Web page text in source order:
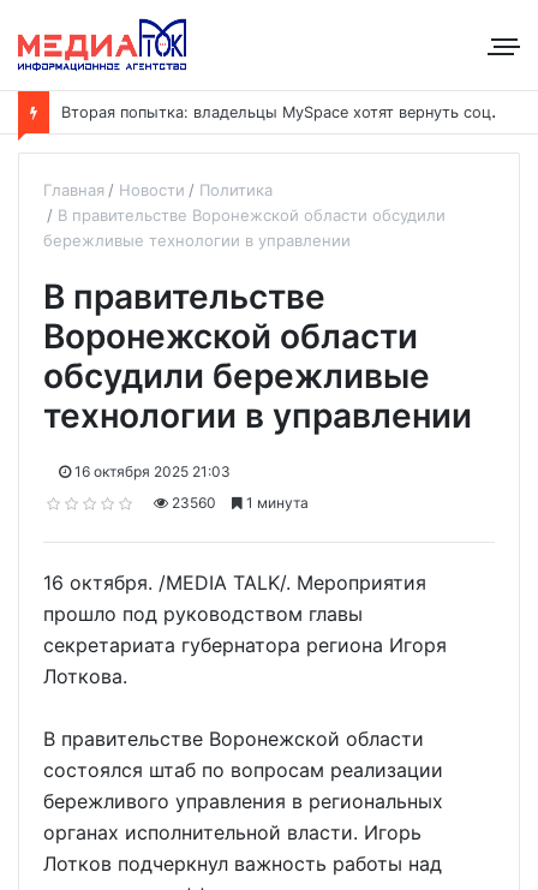
Вторая попытка: владельцы MySpace хотят вернуть соцсеть на рынок
Главная Новости
Политика
В правительстве Воронежской области обсудили
бережливые технологии в управлении
В правительстве
Воронежской области
обсудили бережливые
технологии в управлении
16 октября 2025 21:03
23560
1 минута
16 октября. /MEDIA TALK/. Мероприятия
прошло под руководством главы
секретариата губернатора региона Игоря
Лоткова.
В правительстве Воронежской области
состоялся штаб по вопросам реализации
бережливого управления в региональных
органах исполнительной власти. Игорь
Лотков подчеркнул важность работы над